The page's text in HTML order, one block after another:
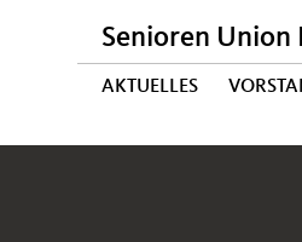
Senioren Union
AKTUELLES